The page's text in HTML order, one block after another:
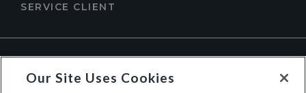
SERVICE CLIENT
Our Site Uses Cookies